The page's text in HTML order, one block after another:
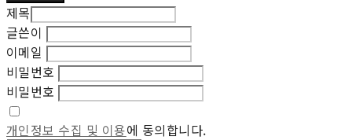
제목
글쓴이
이메일
비밀번호
비밀번호
개인정보 수집 및 이용에 동의합니다.